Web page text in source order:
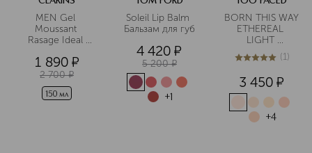
MEN Gel
Moussant
Rasage Ideal
для бритья
1 890 ¤
2 700 ¤
150 мл
Soleil Lip Balm
Бальзам для губ
4 420 ¤
5 200 ¤
+1
BORN THIS WAY
ETHEREAL
LIGHT
ILLUMINATING
SMOOTHING
Подсвечивающий
разглаживающий
консилер
5из 51 (1)
3 450 ¤
+4